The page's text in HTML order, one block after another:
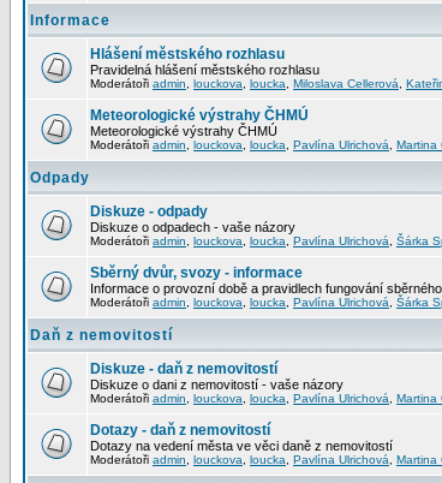
Informace
Hlášení městského rozhlasu
Pravidelná hlášení městského rozhlasu
Moderátoři admin louckova loucka Miloslava Cellerová
Meteorologické výstrahy ČHMÚ
Meteorologické výstrahy ČHMÚ
Moderátoři admin louckova loucka Pavlína Ulrichová Martina
Odpady
Diskuze - odpady
Diskuze o odpadech - vaše názory
Moderátoři admin louckova loucka Pavlína Ulrichová Šárka
Sběrný dvůr, svozy - informace
Informace o provozní době a pravidlech fungování
Moderátoři admin louckova loucka Pavlína Ulrichová Šárka
Daň z nemovitostí
Diskuze - daň z nemovitostí
Diskuze o dani z nemovitostí - vaše názory
Moderátoři admin louckova loucka Pavlína Ulrichová Martina
Dotazy - daň z nemovitostí
Dotazy na vedení města ve věci daně z nemovitostí
Moderátoři admin louckova loucka Pavlína Ulrichová Martina